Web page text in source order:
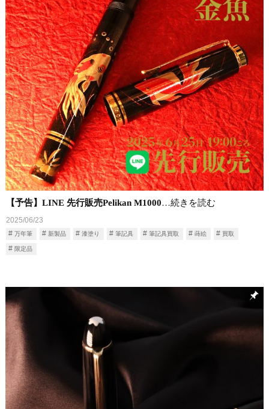
【予告】LINE 先行販売Pelikan M1000…続きを読む
2025/06/23
万年筆 新製品 漆塗り 筆記具 筆記具買取 蒔絵 買取
限定品